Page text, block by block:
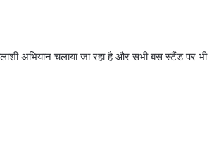
अभियान चलाया जा रहा है और सभी बस स्टैंड पर भी